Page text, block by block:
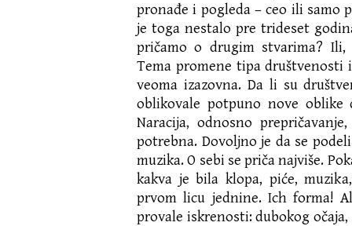
pronađe i pogleda – ceo ili samo
je toga nestalo pre trideset
pričamo o drugim stvarima? Ili,
Tema promene tipa društvenosti
veoma izazovna. Da li su
oblikovale potpuno nove oblike
Naracija, odnosno
potrebna. Dovoljno je da se
muzika. O sebi se priča najviše.
kakva je bila klopa, piće,
prvom licu jednine. Ich forma!
provale iskrenosti: dubokog